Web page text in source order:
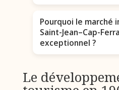
Pourquoi le marché
Saint-Jean–Cap-
exceptionnel ?
Le